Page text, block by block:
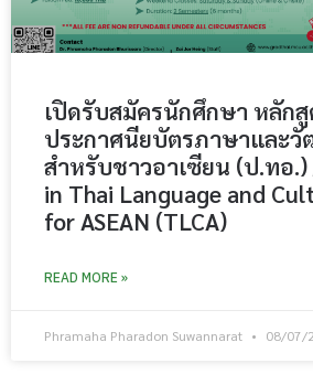
เปิดรับสมัครนักศึกษา หลักสู
ประกาศนียบัตรภาษาและวั
สำหรับชาวอาเซียน (ป.ทอ
in Thai Language and
for ASEAN (TLCA)
READ MORE »
Phramaha Pharadon Suwannarat 08/07/